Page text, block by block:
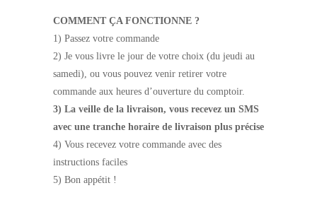
COMMENT ÇA FONCTIONNE ?
1) Passez votre commande
2) Je vous livre le jour de votre choix (du jeudi au
samedi), ou vous pouvez venir retirer votre
commande aux heures d’ouverture du comptoir.
3) La veille de la livraison, vous recevez un SMS
avec une tranche horaire de livraison plus précise
4) Vous recevez votre commande avec des
instructions faciles
5) Bon appétit !